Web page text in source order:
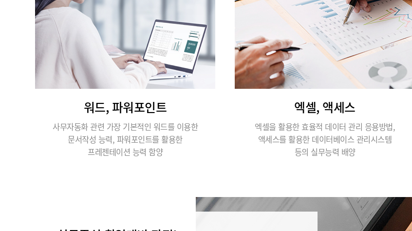
워드, 파워포인트
사무자동화 관련 가장 기본적인 워드를 이용한
문서작성 능력, 파워포인트를 활용한
프레젠테이션 능력 함양
엑셀, 액세스
엑셀을 활용한 효율적 데이터 관리 응용방법,
액세스를 활용한 데이터베이스 관리시스템
등의 실무능력 배양